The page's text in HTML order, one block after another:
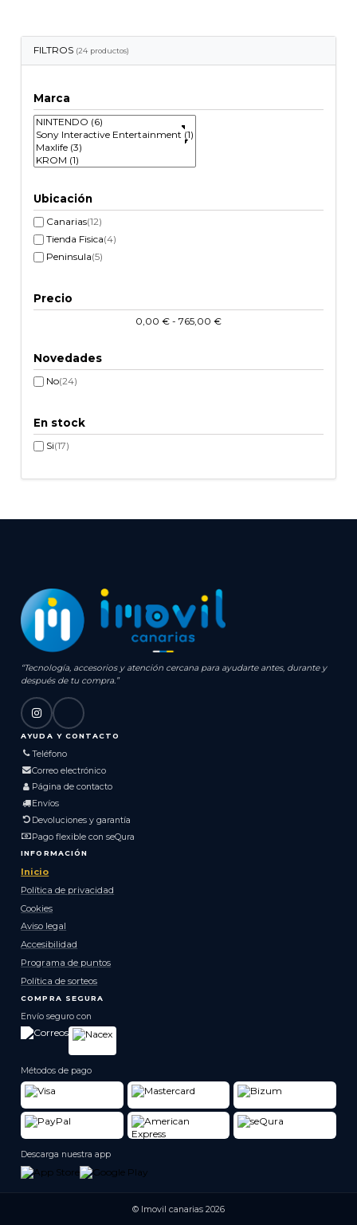
FILTROS (24 productos)
Marca
Ubicación
Canarias(12)
Tienda Fisica(4)
Peninsula(5)
Precio
0,00 € - 765,00 €
Novedades
No(24)
En stock
Si(17)
“Tecnología, accesorios y atención cercana para ayudarte antes, durante y
después de tu compra.”
AYUDA Y CONTACTO
Teléfono
Correo electrónico
Página de contacto
Envíos
Devoluciones y garantía
Pago flexible con seQura
INFORMACIÓN
Inicio
Política de privacidad
Cookies
Aviso legal
Accesibilidad
Programa de puntos
Política de sorteos
COMPRA SEGURA
Envío seguro con
Métodos de pago
Descarga nuestra app
© Imovil canarias 2026